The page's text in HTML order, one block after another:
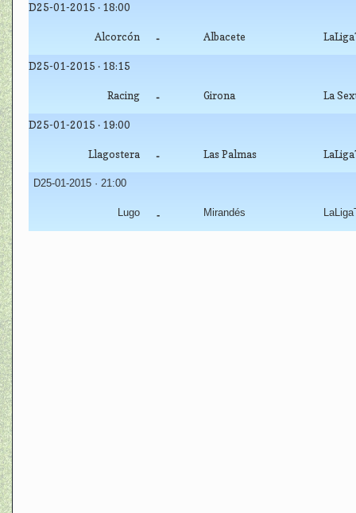
D25-01-2015 · 18:00
Alcorcón - Albacete
D25-01-2015 · 18:15
Racing - Girona La
D25-01-2015 · 19:00
Llagostera - Las Palmas
D25-01-2015 · 21:00
Lugo - Mirandés